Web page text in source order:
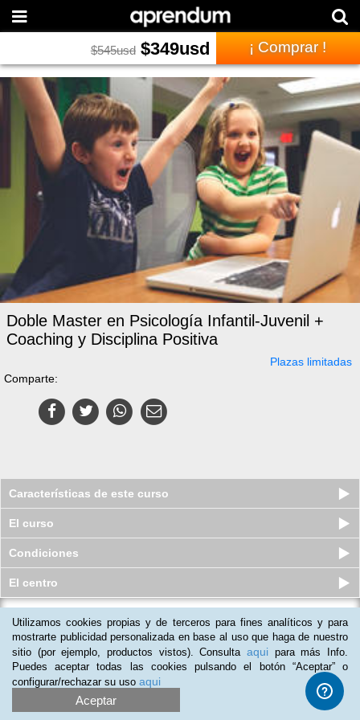
$545usd $349usd ¡ Comprar !
Doble Master en Psicología Infantil-Juvenil +
Coaching y Disciplina Positiva
Plazas limitadas
Comparte:
Características de este curso
El curso
Condiciones
El centro
Curso Universitario de Psicología
Terapéutica y Conductual
Plazas limitadas
$ 195usd $101usd
Utilizamos cookies propias y de terceros para fines analíticos y para
mostrarte publicidad personalizada en base al uso que haga de nuestro
sitio (por ejemplo, productos vistos). Consulta aqui para más Info.
Puedes aceptar todas las cookies pulsando el botón “Aceptar” o
configurar/rechazar su uso aqui
Aceptar